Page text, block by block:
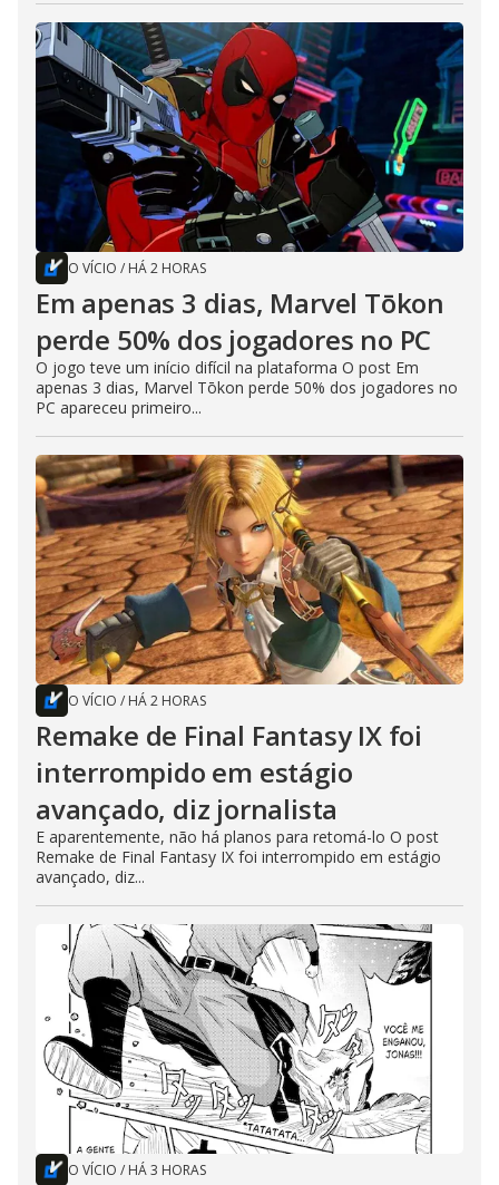
O VÍCIO / HÁ 2 HORAS
Em apenas 3 dias, Marvel Tōkon
perde 50% dos jogadores no PC
O jogo teve um início difícil na plataforma O post Em
apenas 3 dias, Marvel Tōkon perde 50% dos jogadores no
PC apareceu primeiro...
O VÍCIO / HÁ 2 HORAS
Remake de Final Fantasy IX foi
interrompido em estágio
avançado, diz jornalista
E aparentemente, não há planos para retomá-lo O post
Remake de Final Fantasy IX foi interrompido em estágio
avançado, diz...
O VÍCIO / HÁ 3 HORAS